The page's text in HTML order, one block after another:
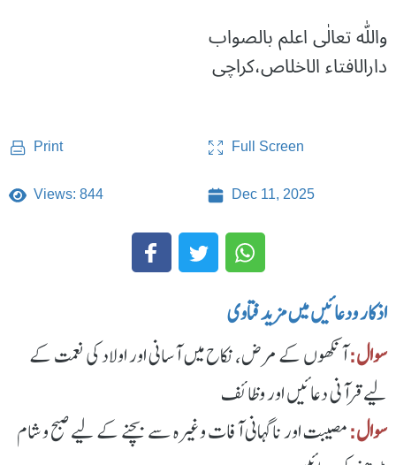
واللّٰه تعالٰی اعلم بالصواب
دارالافتاء الاخلاص،کراچی
Print Full Screen
Views: 844 Dec 11, 2025
اذکار ودعائیں میں مزید فتاوی
سوال:آنکھوں کے مرض، نکاح میں آسانی اور اولاد کی نعمت کے
لیے قرآنی دعائیں اور وظائف
سوال:مصیبت اور ناگہانی آفات وغیرہ سے بچنے کے لیے صبح و شام